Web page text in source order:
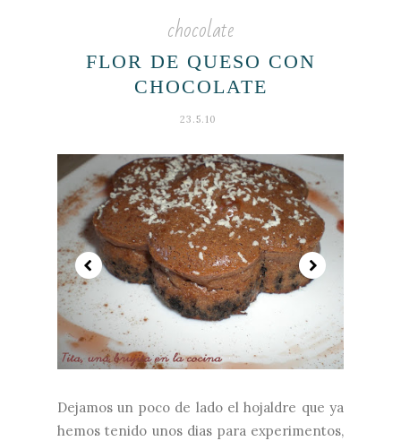
chocolate
FLOR DE QUESO CON
CHOCOLATE
23.5.10
Dejamos un poco de lado el hojaldre que ya
hemos tenido unos dias para experimentos,